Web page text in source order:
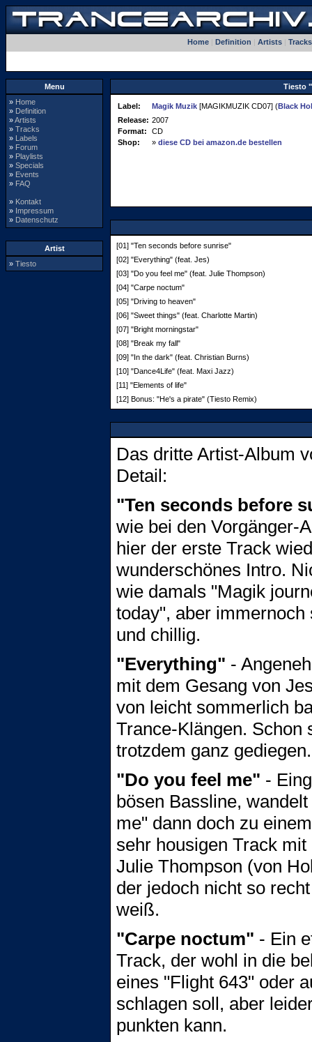
Home| Definition Artists| Tracks
Menu
» Home
» Definition
»Artists
» Tracks
» Labels
» Forum
» Playlists
» Specials
» Events
» FAQ
» Kontakt
» Impressum
» Datenschutz
Artist
» Tiesto
Tiesto
Label: Magik Muzik [MAGIKMUZIK CD07] (Black
Release: 2007
Format:
CD
Shop:
» diese CD bei amazon.de bestellen
[01] "Ten seconds before sunrise"
[02] "Everything" (feat. Jes)
[03] "Do you feel me" (feat. Julie Thompson)
[04] "Carpe noctum"
[05] "Driving to heaven"
[06] "Sweet things" (feat. Charlotte Martin)
[07] "Bright morningstar"
[08] "Break my fall"
[09] "In the dark" (feat. Christian Burns)
[10] "Dance4Life" (feat. Maxi Jazz)
[11] "Elements of life"
[12] Bonus: "He's a pirate" (Tiesto Remix)
Das dritte Artist-Album
Detail:
"Ten seconds before
wie bei den Vorgänger-
hier der erste Track
wunderschönes Intro.
wie damals "Magik
today", aber immernoch
und chillig.
"Everything" -
mit dem Gesang von
von leicht sommerlich
Trance-Klängen. Schon
trotzdem ganz gediegen.
"Do you feel me" -
bösen Bassline,
me" dann doch zu
sehr housigen Track
Julie Thompson (von
der jedoch nicht so
weiß.
"Carpe noctum" - Ein
Track, der wohl in die
eines "Flight 643" oder
schlagen soll, aber
punkten kann.